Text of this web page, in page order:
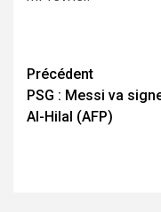
Navigation
d’article
Précédent
PSG : Messi va
Al-Hilal (AFP)